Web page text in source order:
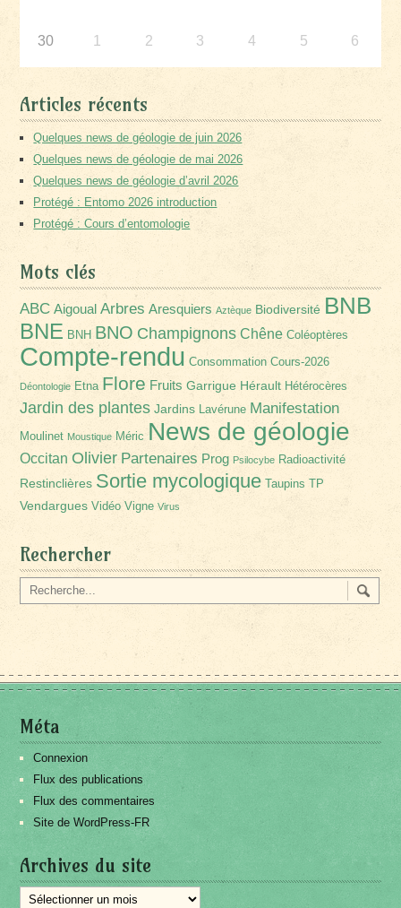
30 1 2 3 4 5 6
Articles récents
Quelques news de géologie de juin 2026
Quelques news de géologie de mai 2026
Quelques news de géologie d’avril 2026
Protégé : Entomo 2026 introduction
Protégé : Cours d’entomologie
Mots clés
ABC Aigoual Arbres Aresquiers Aztèque Biodiversité BNB
BNE BNH BNO Champignons Chêne Coléoptères
Compte-rendu Consommation Cours-2026
Déontologie Etna Flore Fruits Garrigue Hérault Hétérocères
Jardin des plantes Jardins Lavérune Manifestation
Moulinet Moustique Méric News de géologie
Occitan Olivier Partenaires Prog Psilocybe Radioactivité
Restinclières Sortie mycologique Taupins TP
Vendargues Vidéo Vigne Virus
Rechercher
Méta
Connexion
Flux des publications
Flux des commentaires
Site de WordPress-FR
Archives du site
Archives